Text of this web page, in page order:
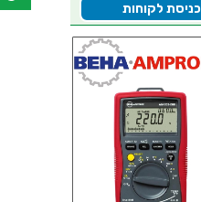
כניסת לקוחות